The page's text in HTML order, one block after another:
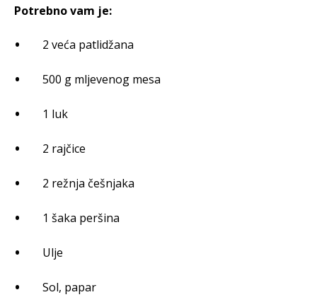
Potrebno vam je:
2 veća patlidžana
500 g mljevenog mesa
1 luk
2 rajčice
2 režnja češnjaka
1 šaka peršina
Ulje
Sol, papar